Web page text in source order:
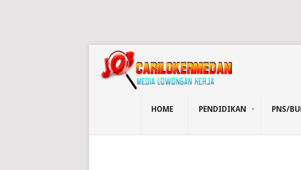
HOME PENDIDIKAN PNS/